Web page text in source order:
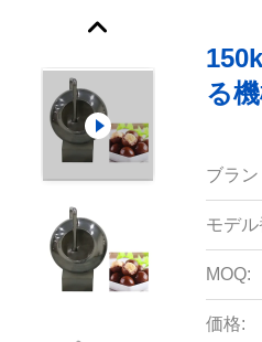
る
ブラン
モデル
MOQ:
価格: